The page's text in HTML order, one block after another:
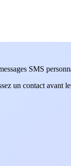
SMS
un contact avant